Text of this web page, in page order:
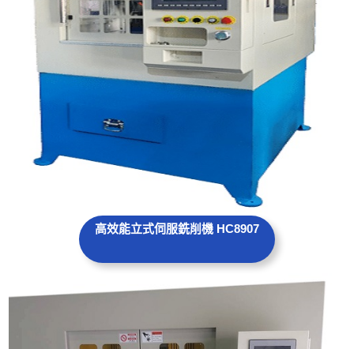
高效能立式伺服銑削機 HC8907